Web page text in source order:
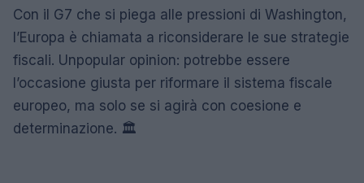
Con il G7 che si piega alle pressioni di Washington,
l’Europa è chiamata a riconsiderare le sue strategie
fiscali. Unpopular opinion: potrebbe essere
l’occasione giusta per riformare il sistema fiscale
europeo, ma solo se si agirà con coesione e
determinazione. 🏛️